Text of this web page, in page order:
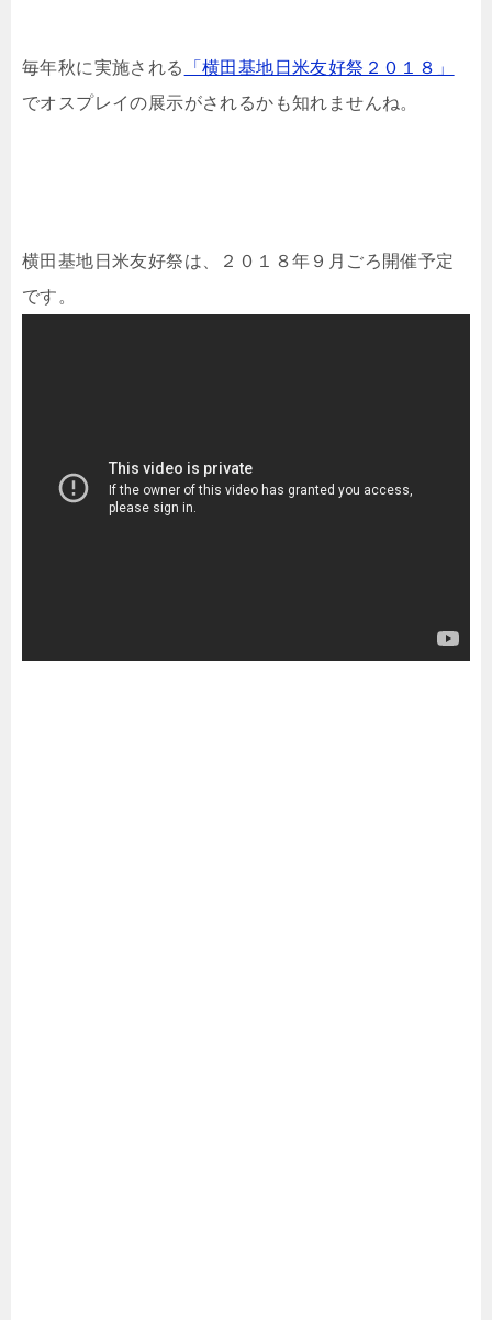
毎年秋に実施される
「横田基地日米友好祭２０１８」
でオスプレイの展示がされるかも知れませんね。
横田基地日米友好祭は、２０１８年９月ごろ開催予定
です。